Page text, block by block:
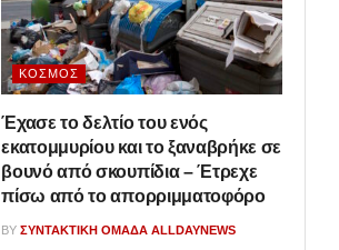
ΚΌΣΜΟΣ
Έχασε το δελτίο του ενός
εκατομμυρίου και το ξαναβρήκε σε
βουνό από σκουπίδια – Έτρεχε
πίσω από το απορριμματοφόρο
BY ΣΥΝΤΑΚΤΙΚΉ ΟΜΆΔΑ ALLDAYNEWS